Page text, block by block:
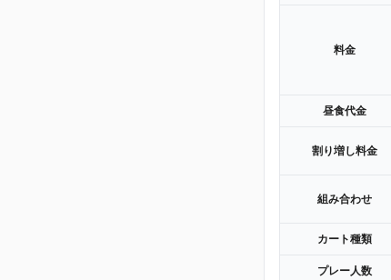
料金
昼食代金
割り増し料金
組み合わせ
カート種類
プレー人数